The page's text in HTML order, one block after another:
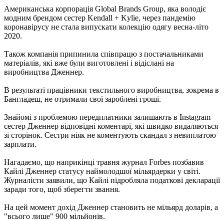
Американська корпорація Global Brands Group, яка володіє
модним брендом сестер Kendall + Kylie, через пандемію
коронавірусу не стала випускати колекцію одягу весна-літо
2020.
Також компанія припинила співпрацю з постачальниками
матеріалів, які вже були виготовлені і відіслані на
виробництва Дженнер.
В результаті працівники текстильного виробництва, зокрема в
Бангладеш, не отримали свої зароблені гроші.
Знайомі з проблемою передплатники залишають в Instagram
сестер Дженнер відповідні коментарі, які швидко видаляються
зі сторінок. Сестри ніяк не коментують скандал з невиплатою
зарплати.
Нагадаємо, що наприкінці травня журнал Forbes позбавив
Кайлі Дженнер статусу наймолодшої ​​мільярдерки у світі.
Журналісти заявили, що Кайлі підробляла податкові декларації
заради того, щоб зберегти звання.
На цей момент дохід Дженнер становить не мільярд доларів, а
"всього лише" 900 мільйонів.